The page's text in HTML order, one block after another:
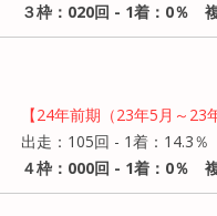
３枠：020回 - 1着：0％
【24年前期（23年5月～23
出走：105回 - 1着：14.3
４枠：000回 - 1着：0％